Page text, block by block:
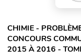
CHIMIE -
CONCOURS
2015 À 2016 -